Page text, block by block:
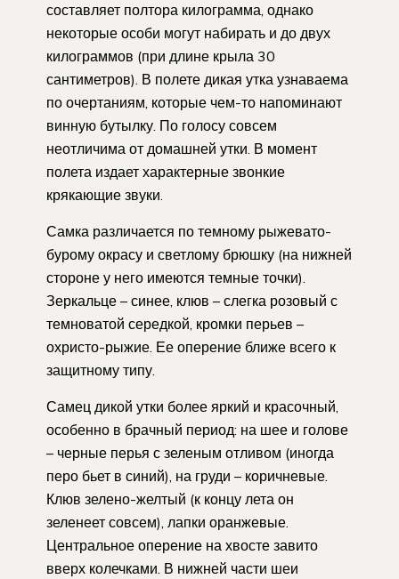
составляет полтора килограмма, однако
некоторые особи могут набирать и до двух
килограммов (при длине крыла 30
сантиметров). В полете дикая утка узнаваема
по очертаниям, которые чем-то напоминают
винную бутылку. По голосу совсем
неотличима от домашней утки. В момент
полета издает характерные звонкие
крякающие звуки.
Самка различается по темному рыжевато-
бурому окрасу и светлому брюшку (на нижней
стороне у него имеются темные точки).
Зеркальце – синее, клюв – слегка розовый с
темноватой середкой, кромки перьев –
охристо-рыжие. Ее оперение ближе всего к
защитному типу.
Самец дикой утки более яркий и красочный,
особенно в брачный период: на шее и голове
– черные перья с зеленым отливом (иногда
перо бьет в синий), на груди – коричневые.
Клюв зелено-желтый (к концу лета он
зеленеет совсем), лапки оранжевые.
Центральное оперение на хвосте завито
вверх колечками. В нижней части шеи